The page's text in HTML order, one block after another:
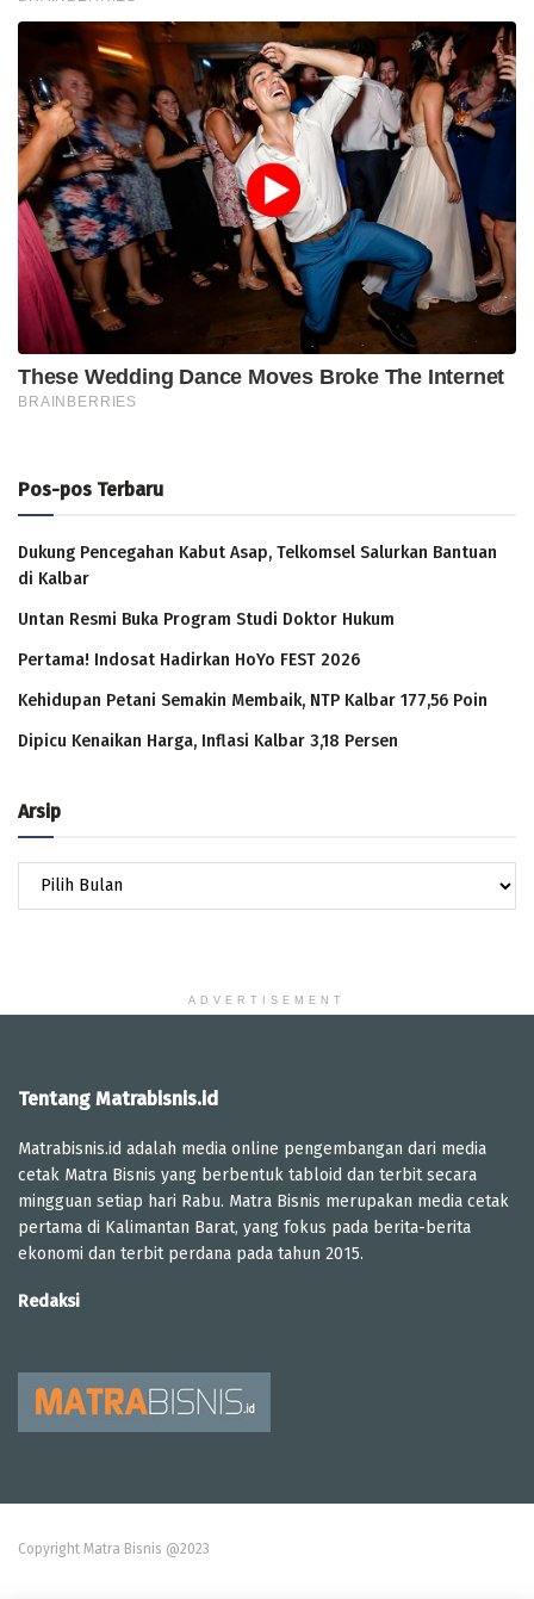
Pos-pos Terbaru
Dukung Pencegahan Kabut Asap, Telkomsel Salurkan Bantuan
di Kalbar
Untan Resmi Buka Program Studi Doktor Hukum
Pertama! Indosat Hadirkan HoYo FEST 2026
Kehidupan Petani Semakin Membaik, NTP Kalbar 177,56 Poin
Dipicu Kenaikan Harga, Inflasi Kalbar 3,18 Persen
Arsip
Arsip
ADVERTISEMENT
Tentang Matrabisnis.id
Matrabisnis.id adalah media online pengembangan dari media
cetak Matra Bisnis yang berbentuk tabloid dan terbit secara
mingguan setiap hari Rabu. Matra Bisnis merupakan media cetak
pertama di Kalimantan Barat, yang fokus pada berita-berita
ekonomi dan terbit perdana pada tahun 2015.
Redaksi
Copyright Matra Bisnis @2023